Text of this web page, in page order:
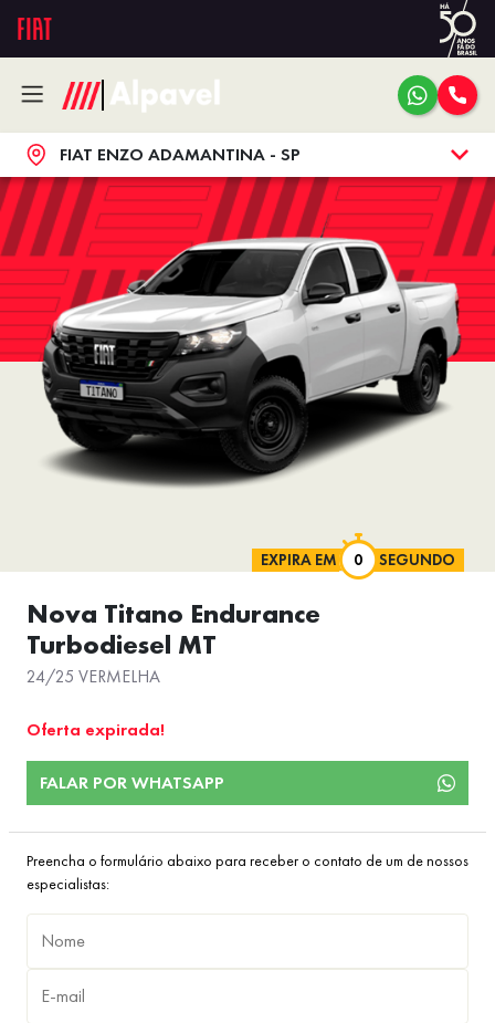
FIAT ENZO ADAMANTINA - SP
EXPIRA EM SEGUNDO
Nova Titano Endurance
Turbodiesel MT
24/25 VERMELHA
Oferta expirada!
FALAR POR WHATSAPP
Preencha o formulário abaixo para receber o contato de um de nossos
especialistas: